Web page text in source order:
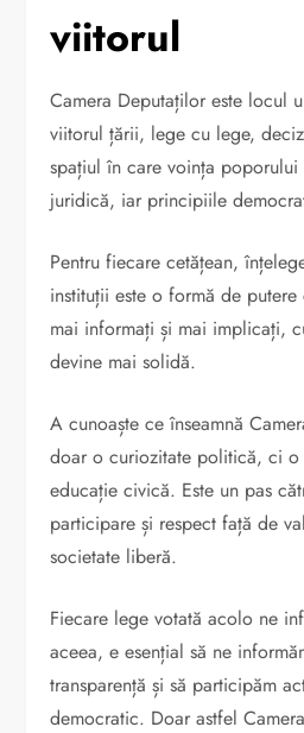
viitorul
Camera Deputaților este locul
viitorul țării, lege cu lege,
spațiul în care voința poporului
juridică, iar principiile
Pentru fiecare cetățean,
instituții este o formă de
mai informați și mai implicați,
devine mai solidă.
A cunoaște ce înseamnă
doar o curiozitate politică, ci o
educație civică. Este un pas
participare și respect față de
societate liberă.
Fiecare lege votată acolo ne
aceea, e esențial să ne
transparență și să participăm
democratic. Doar astfel